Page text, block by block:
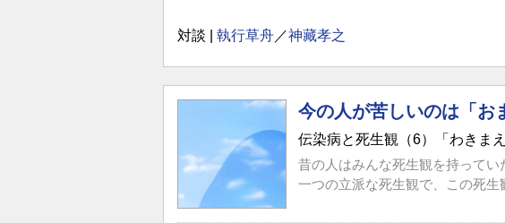
対談 | 執行草舟／神藏孝之
今の人が苦しいのは「お
伝染病と死生観（6）「わきま
昔の人はみんな死生観を持って
一つの立派な死生観で、この死